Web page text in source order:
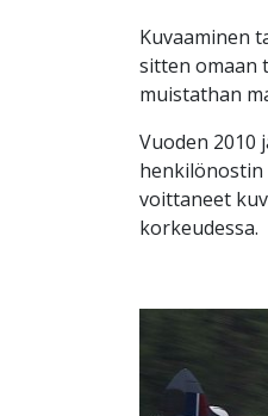
Kuvaaminen
sitten omaan
muistathan
Vuoden 2010
henkilönostin
voittaneet
korkeudessa.